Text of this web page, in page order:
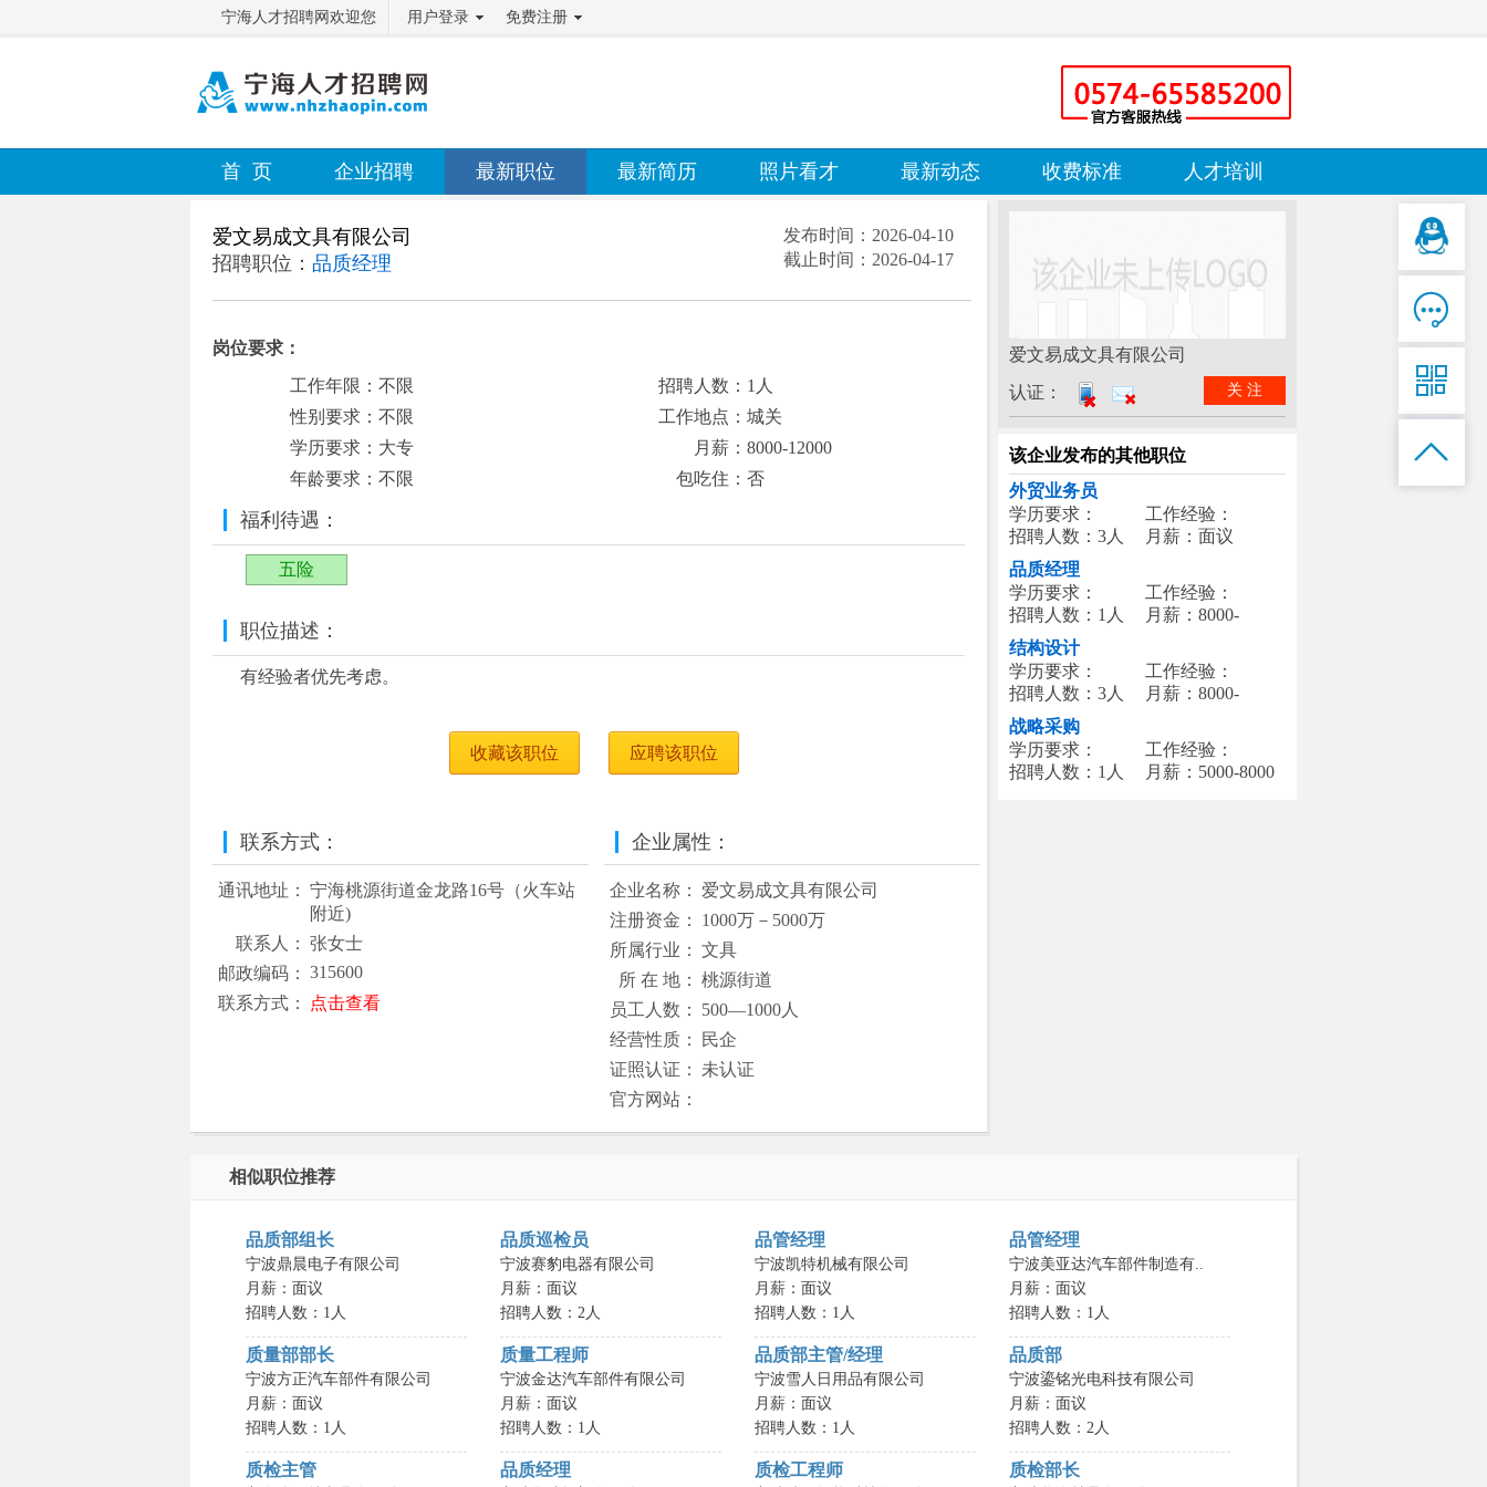
宁海人才招聘网欢迎您 用户登录 免费注册
首 页 企业招聘 最新职位 最新简历 照片看才 最新动态 收费标准 人才培训
爱文易成文具有限公司
招聘职位： 品质经理
发布时间： 2026-04-10
截止时间： 2026-04-17
岗位要求：
工作年限：不限
性别要求：不限
学历要求：大专
年龄要求：不限
招聘人数：1人
工作地点：城关
月薪：8000-12000
包吃住：否
福利待遇：
五险
职位描述：
有经验者优先考虑。
收藏该职位 应聘该职位
联系方式：
通讯地址：
宁海桃源街道金龙路16号（火车站
附近)
联系人：
张女士
邮政编码：
315600
联系方式：
点击查看
企业属性：
企业名称：
爱文易成文具有限公司
注册资金：
1000万－5000万
所属行业：
文具
所 在 地：
桃源街道
员工人数：
500—1000人
经营性质：
民企
证照认证：
未认证
官方网站：
爱文易成文具有限公司
认证：
关 注
该企业发布的其他职位
外贸业务员
学历要求：
工作经验：
招聘人数：3人
月薪：面议
品质经理
学历要求：
工作经验：
招聘人数：1人
月薪：8000-
结构设计
学历要求：
工作经验：
招聘人数：3人
月薪：8000-
战略采购
学历要求：
工作经验：
招聘人数：1人
月薪：5000-8000
相似职位推荐
品质部组长
宁波鼎晨电子有限公司
月薪：面议
招聘人数：1人
品质巡检员
宁波赛豹电器有限公司
月薪：面议
招聘人数：2人
品管经理
宁波凯特机械有限公司
月薪：面议
招聘人数：1人
品管经理
宁波美亚达汽车部件制造有..
月薪：面议
招聘人数：1人
质量部部长
宁波方正汽车部件有限公司
月薪：面议
招聘人数：1人
质量工程师
宁波金达汽车部件有限公司
月薪：面议
招聘人数：1人
品质部主管/经理
宁波雪人日用品有限公司
月薪：面议
招聘人数：1人
品质部
宁波鎏铭光电科技有限公司
月薪：面议
招聘人数：2人
质检主管 品质经理 质检工程师 质检部长


